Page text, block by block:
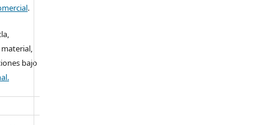
.
bajo